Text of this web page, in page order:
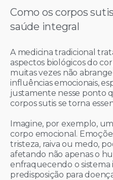
Como os corpos
saúde integral
A medicina tradicional
aspectos biológicos do
muitas vezes não
influências emocionais,
justamente nesse ponto
corpos sutis se torna
Imagine, por exemplo,
corpo emocional.
tristeza, raiva ou medo,
afetando não apenas o
enfraquecendo o
predisposição para